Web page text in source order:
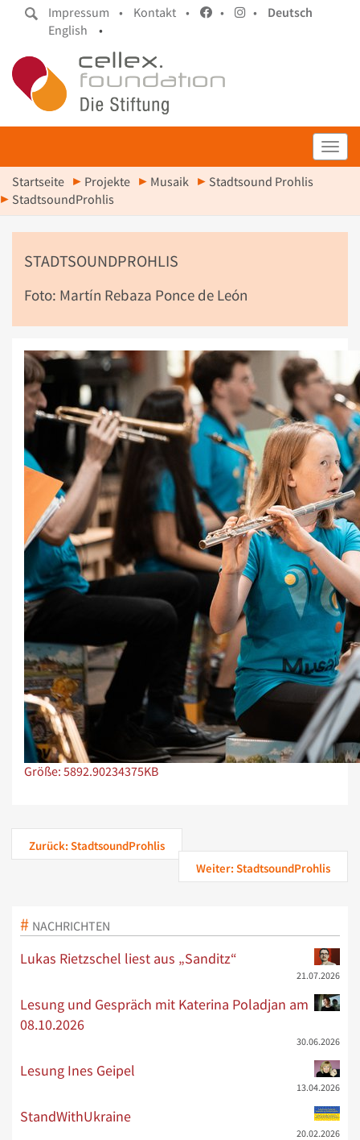
Impressum • Kontakt • • •
Deutsch
English
•
Startseite Projekte Musaik
Stadtsound Prohlis
StadtsoundProhlis
STADTSOUNDPROHLIS
Foto: Martín Rebaza Ponce de León
Zeige Bild in voller Größe…
Größe: 5892.90234375KB
Zurück: StadtsoundProhlis
Weiter: StadtsoundProhlis
NACHRICHTEN
Lukas Rietzschel liest aus „Sanditz“
21.07.2026
Lesung und Gespräch mit Katerina Poladjan am
08.10.2026
30.06.2026
Lesung Ines Geipel
13.04.2026
StandWithUkraine
20.02.2026